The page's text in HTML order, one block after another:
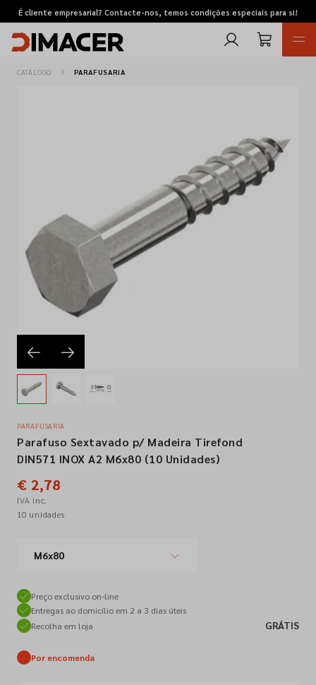
É cliente empresarial? Contacte-nos, temos condições especiais para si!
Pedidos de cotação
Marcas
Favoritos
Empresa
Contactos
Siga-nos nas redes sociais
CATÁLOGO PARAFUSARIA
PARAFUSARIA
Parafuso Sextavado p/ Madeira Tirefond
DIN571 INOX A2 M6x80 (10 Unidades)
€ 2,78
IVA inc.
10 unidades
M6x80
Preço exclusivo on-line
Entregas ao domicílio em 2 a 3 dias úteis
Recolha em loja
GRÁTIS
Por encomenda